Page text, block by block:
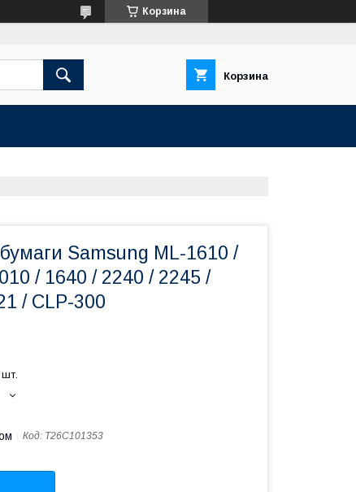
Корзина
Корзина
Samsung ML-1610 /
/ 1640 / 2240 / 2245 /
/ CLP-300
Код: T26C101353